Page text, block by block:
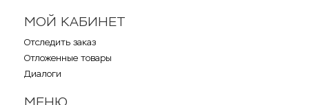
МОЙ КАБИНЕТ
Отследить заказ
Отложенные товары
Диалоги